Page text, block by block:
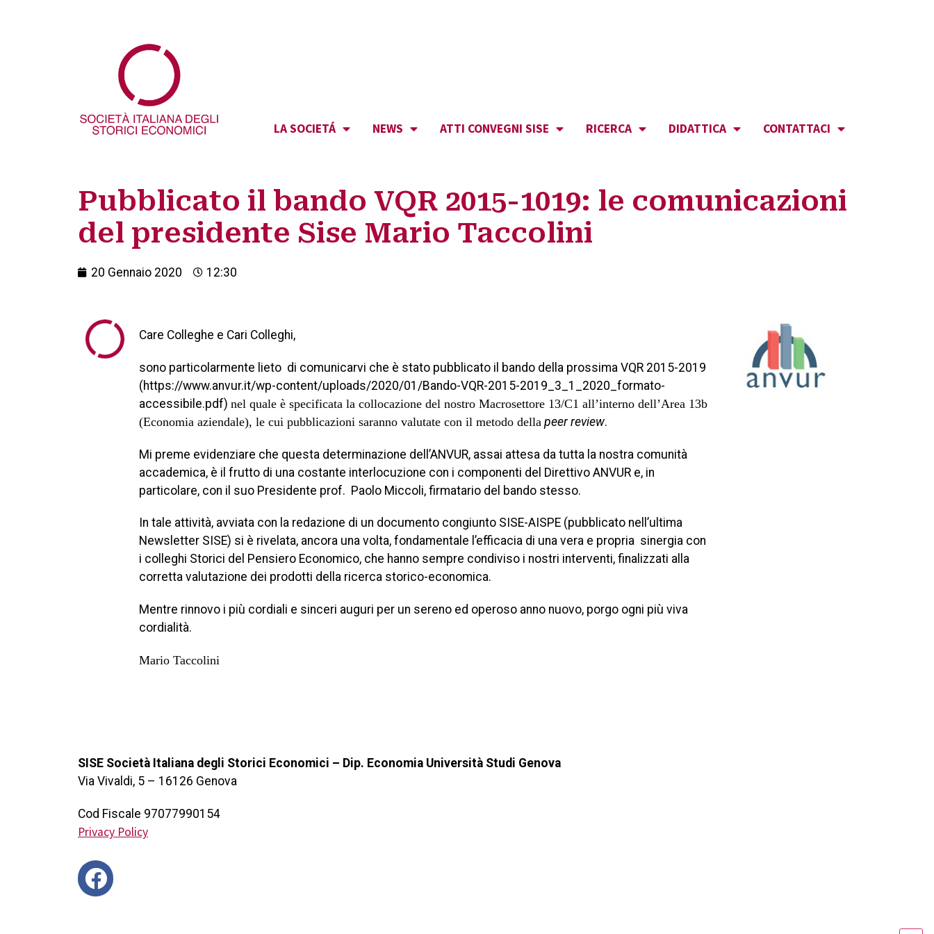
LA SOCIETÁ NEWS ATTI CONVEGNI SISE RICERCA DIDATTICA CONTATTACI
Pubblicato il bando VQR 2015-1019: le comunicazioni
del presidente Sise Mario Taccolini
20 Gennaio 2020 12:30
Care Colleghe e Cari Colleghi,
sono particolarmente lieto di comunicarvi che è stato pubblicato il bando della prossima VQR 2015-2019
(https://www.anvur.it/wp-content/uploads/2020/01/Bando-VQR-2015-2019_3_1_2020_formato-
accessibile.pdf)nel quale è specificata la collocazione del nostro Macrosettore 13/C1 all’interno dell’Area 13b
(Economia aziendale), le cui pubblicazioni saranno valutate con il metodo della peer review.
Mi preme evidenziare che questa determinazione dell’ANVUR, assai attesa da tutta la nostra comunità
accademica, è il frutto di una costante interlocuzione con i componenti del Direttivo ANVUR e, in
particolare, con il suo Presidente prof. Paolo Miccoli, firmatario del bando stesso.
In tale attività, avviata con la redazione di un documento congiunto SISE-AISPE (pubblicato nell’ultima
Newsletter SISE) si è rivelata, ancora una volta, fondamentale l’efficacia di una vera e propria sinergia con
i colleghi Storici del Pensiero Economico, che hanno sempre condiviso i nostri interventi, finalizzati alla
corretta valutazione dei prodotti della ricerca storico-economica.
Mentre rinnovo i più cordiali e sinceri auguri per un sereno ed operoso anno nuovo, porgo ogni più viva
cordialità.
Mario Taccolini
SISE Società Italiana degli Storici Economici – Dip. Economia Università Studi Genova
Via Vivaldi, 5 – 16126 Genova
Cod Fiscale 97077990154
Privacy Policy